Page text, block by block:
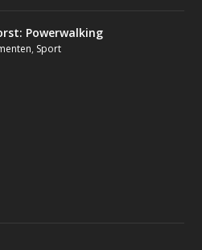
Powerwalking
, Sport